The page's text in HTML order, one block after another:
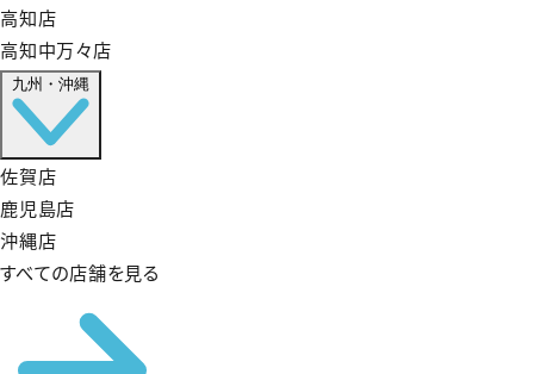
高知店
高知中万々店
九州・沖縄
佐賀店
鹿児島店
沖縄店
すべての店舗を見る